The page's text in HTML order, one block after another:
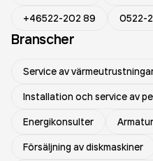
+46522-202 89
0522-
Branscher
Service av
Installation och service av
Energikonsulter
Försäljning av diskmaskiner